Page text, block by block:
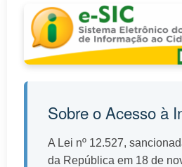
Sobre o Acesso à
A Lei nº 12.527,
da República em 18 de